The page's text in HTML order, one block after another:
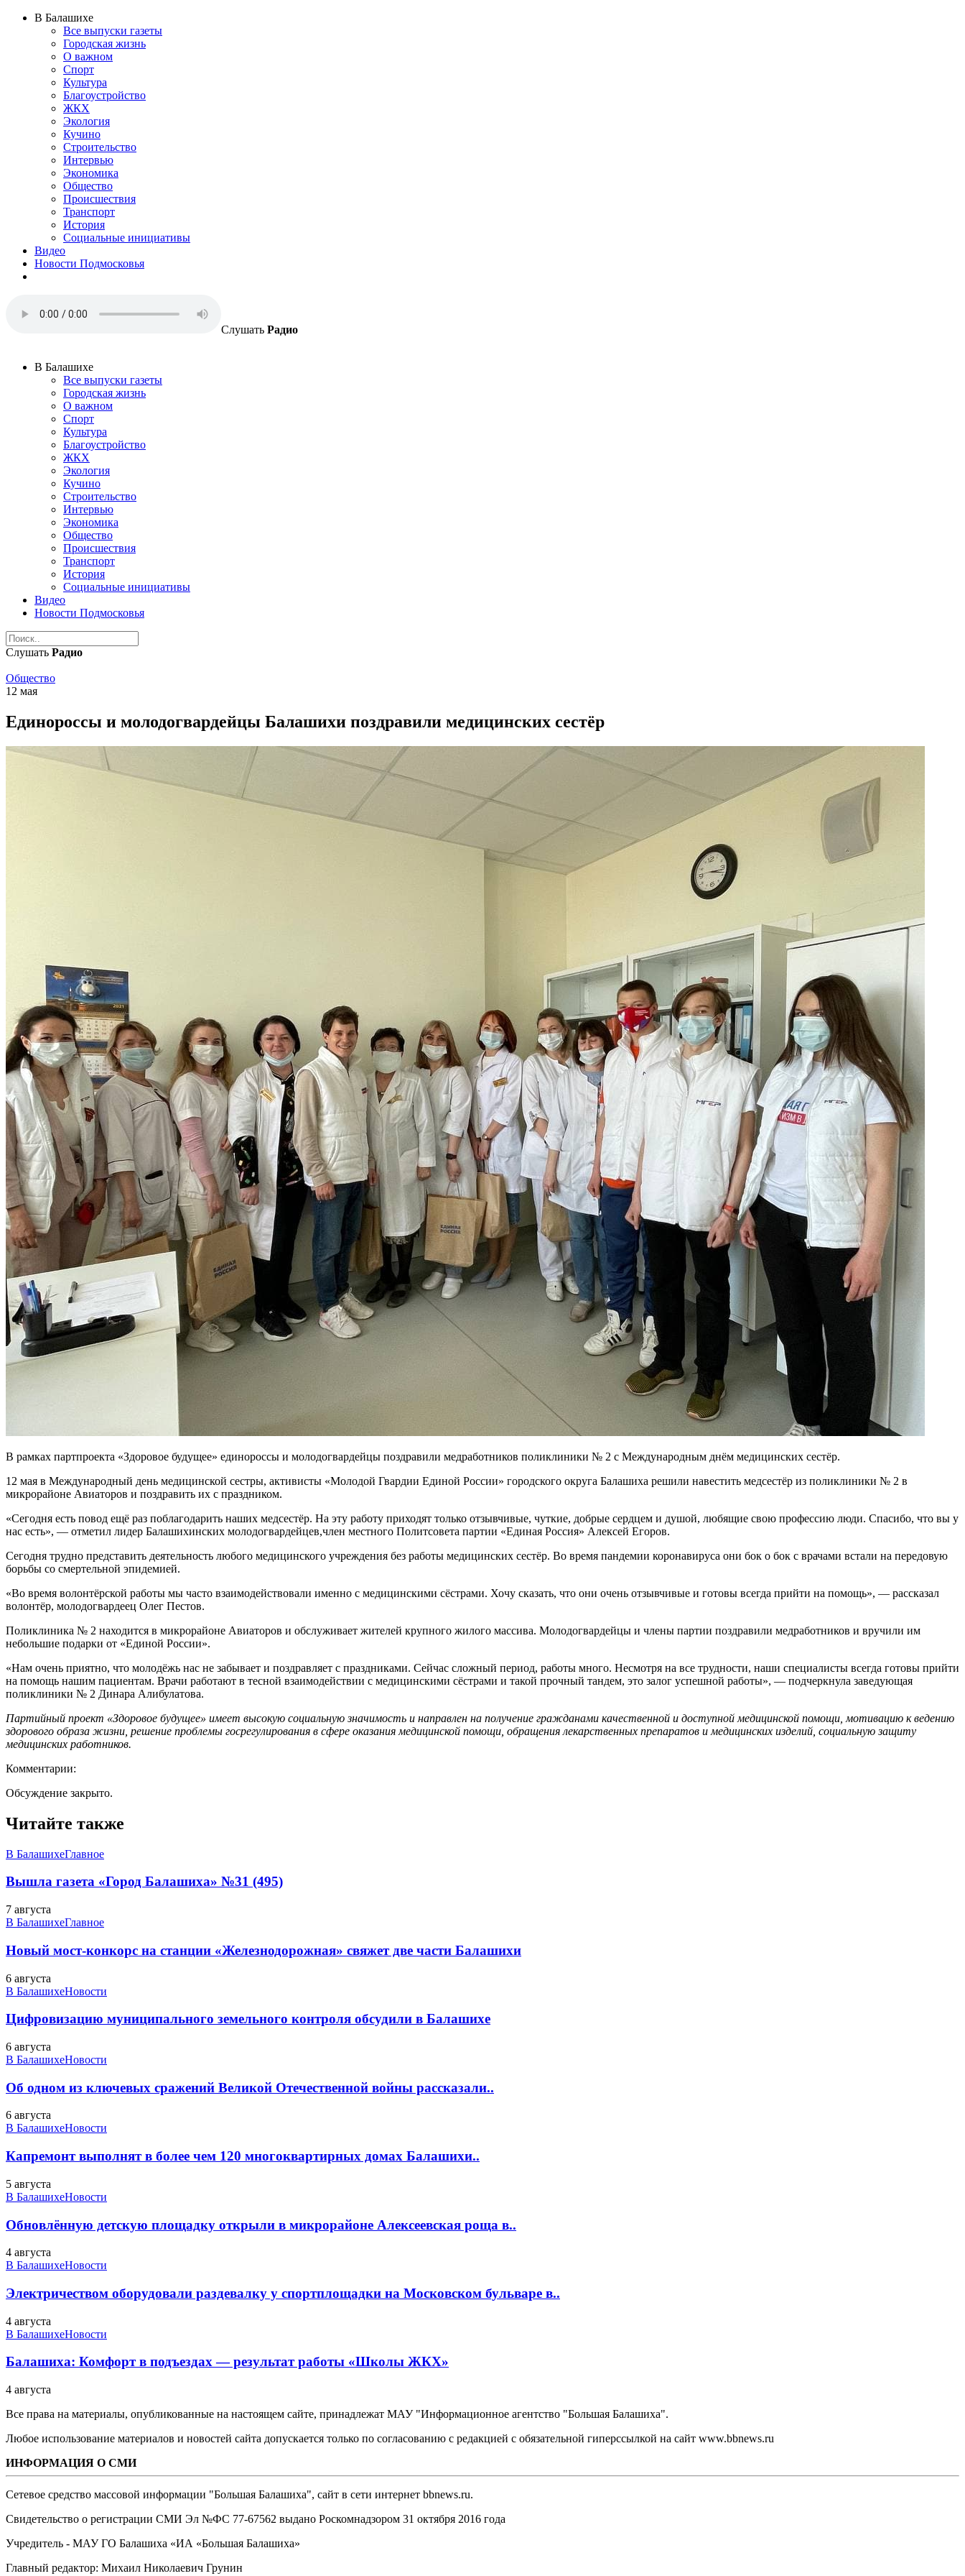
В Балашихе
Все выпуски газеты
Городская жизнь
О важном
Спорт
Культура
Благоустройство
ЖКХ
Экология
Кучино
Строительство
Интервью
Экономика
Общество
Происшествия
Транспорт
История
Социальные инициативы
Видео
Новости Подмосковья
Слушать Радио
В Балашихе
Все выпуски газеты
Городская жизнь
О важном
Спорт
Культура
Благоустройство
ЖКХ
Экология
Кучино
Строительство
Интервью
Экономика
Общество
Происшествия
Транспорт
История
Социальные инициативы
Видео
Новости Подмосковья
Слушать Радио
Общество
12 мая
Единороссы и молодогвардейцы Балашихи поздравили медицинских сестёр
В рамках партпроекта «Здоровое будущее» единороссы и молодогвардейцы поздравили медработников поликлиники № 2 с Международным днём медицинских сестёр.
12 мая в Международный день медицинской сестры, активисты «Молодой Гвардии Единой России» городского округа Балашиха решили навестить медсестёр из поликлиники № 2 в
микрорайоне Авиаторов и поздравить их с праздником.
«Сегодня есть повод ещё раз поблагодарить наших медсестёр. На эту работу приходят только отзывчивые, чуткие, добрые сердцем и душой, любящие свою профессию люди. Спасибо, что вы у
нас есть», — отметил лидер Балашихинских молодогвардейцев,член местного Политсовета партии «Единая Россия» Алексей Егоров.
Сегодня трудно представить деятельность любого медицинского учреждения без работы медицинских сестёр. Во время пандемии коронавируса они бок о бок с врачами встали на передовую
борьбы со смертельной эпидемией.
«Во время волонтёрской работы мы часто взаимодействовали именно с медицинскими сёстрами. Хочу сказать, что они очень отзывчивые и готовы всегда прийти на помощь», — рассказал
волонтёр, молодогвардеец Олег Пестов.
Поликлиника № 2 находится в микрорайоне Авиаторов и обслуживает жителей крупного жилого массива. Молодогвардейцы и члены партии поздравили медработников и вручили им
небольшие подарки от «Единой России».
«Нам очень приятно, что молодёжь нас не забывает и поздравляет с праздниками. Сейчас сложный период, работы много. Несмотря на все трудности, наши специалисты всегда готовы прийти
на помощь нашим пациентам. Врачи работают в тесной взаимодействии с медицинскими сёстрами и такой прочный тандем, это залог успешной работы», — подчеркнула заведующая
поликлиники № 2 Динара Алибулатова.
Партийный проект «Здоровое будущее» имеет высокую социальную значимость и направлен на получение гражданами качественной и доступной медицинской помощи, мотивацию к ведению
здорового образа жизни, решение проблемы госрегулирования в сфере оказания медицинской помощи, обращения лекарственных препаратов и медицинских изделий, социальную защиту
медицинских работников.
Комментарии:
Обсуждение закрыто.
Читайте также
В БалашихеГлавное
Вышла газета «Город Балашиха» №31 (495)
7 августа
В БалашихеГлавное
Новый мост-конкорс на станции «Железнодорожная» свяжет две части Балашихи
6 августа
В БалашихеНовости
Цифровизацию муниципального земельного контроля обсудили в Балашихе
6 августа
В БалашихеНовости
Об одном из ключевых сражений Великой Отечественной войны рассказали..
6 августа
В БалашихеНовости
Капремонт выполнят в более чем 120 многоквартирных домах Балашихи..
5 августа
В БалашихеНовости
Обновлённую детскую площадку открыли в микрорайоне Алексеевская роща в..
4 августа
В БалашихеНовости
Электричеством оборудовали раздевалку у спортплощадки на Московском бульваре в..
4 августа
В БалашихеНовости
Балашиха: Комфорт в подъездах — результат работы «Школы ЖКХ»
4 августа
Все права на материалы, опубликованные на настоящем сайте, принадлежат МАУ "Информационное агентство "Большая Балашиха".
Любое использование материалов и новостей сайта допускается только по согласованию с редакцией с обязательной гиперссылкой на сайт www.bbnews.ru
ИНФОРМАЦИЯ О СМИ
Сетевое средство массовой информации "Большая Балашиха", сайт в сети интернет bbnews.ru.
Свидетельство о регистрации СМИ Эл №ФС ‎77-67562 выдано Роскомнадзором 31 октября 2016 года
Учредитель - МАУ ГО Балашиха «ИА «Большая Балашиха»
Главный редактор: Михаил Николаевич Грунин